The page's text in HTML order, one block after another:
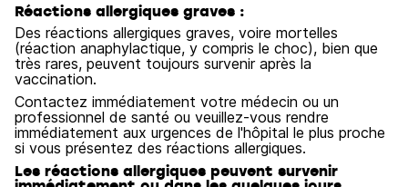
Réactions allergiques graves :
Des réactions allergiques graves, voire mortelles
(réaction anaphylactique, y compris le choc), bien que
très rares, peuvent toujours survenir après la
vaccination.
Contactez immédiatement votre médecin ou un
professionnel de santé ou veuillez-vous rendre
immédiatement aux urgences de l'hôpital le plus proche
si vous présentez des réactions allergiques.
Les réactions allergiques peuvent survenir